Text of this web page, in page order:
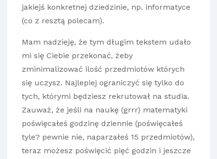
jakiejś konkretnej dziedzinie, np. informatyce
(co z resztą polecam).
Mam nadzieję, że tym długim tekstem udało
mi się Ciebie przekonać, żeby
zminimalizować ilość przedmiotów których
się uczysz. Najlepiej ograniczyć się tylko do
tych, którymi będziesz rekrutował na studia.
Zauważ, że jeśli na naukę (grrr) matematyki
poświęcałeś godzinę dziennie (poświęcałeś
tyle? pewnie nie, naparzałeś 15 przedmiotów),
teraz możesz poświęcić pięć godzin i jeszcze